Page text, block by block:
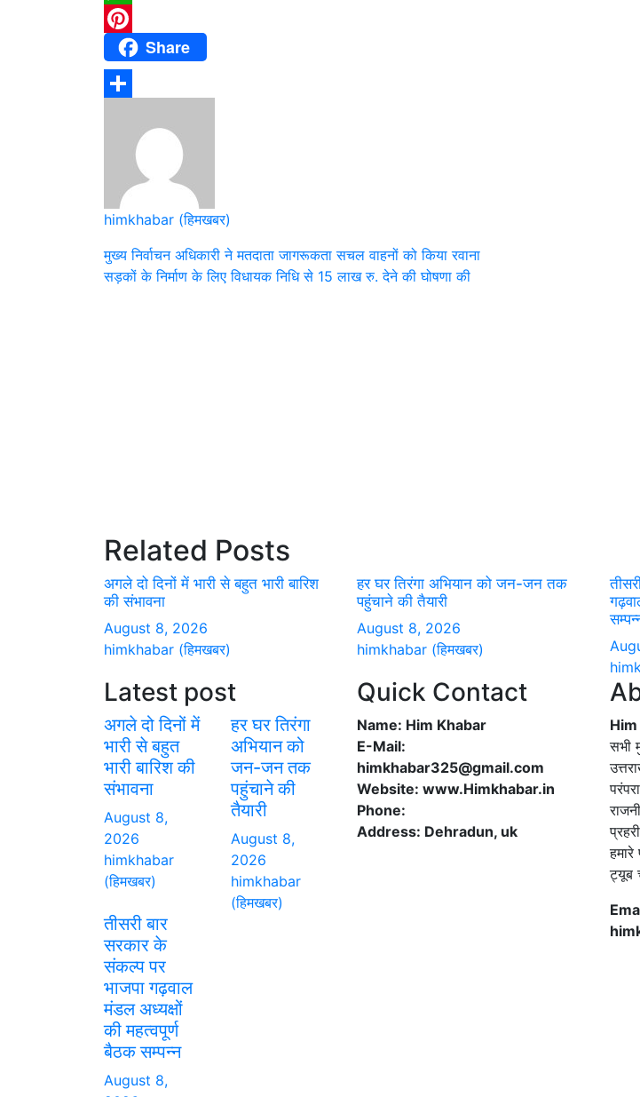
WhatsApp
PinterestShare
himkhabar (हिमखबर)
Post
navigation
मुख्य निर्वाचन अधिकारी ने मतदाता जागरूकता सचल वाहनों को किया रवाना
सड़कों के निर्माण के लिए विधायक निधि से 15 लाख रु. देने की घोषणा की
Related Posts
अगले दो दिनों में भारी से बहुत भारी बारिश
की संभावना
August 8, 2026
himkhabar (हिमखबर)
हर घर तिरंगा अभियान को जन-जन तक
पहुंचाने की तैयारी
August 8, 2026
himkhabar (हिमखबर)
Latest post
अगले दो दिनों में
भारी से बहुत
भारी बारिश की
संभावना
August 8,
2026
himkhabar
(हिमखबर)
हर घर तिरंगा
अभियान को
जन-जन तक
पहुंचाने की
तैयारी
August 8,
2026
himkhabar
(हिमखबर)
तीसरी बार
सरकार के
संकल्प पर
भाजपा गढ़वाल
मंडल अध्यक्षों
की महत्वपूर्ण
बैठक सम्पन्न
August 8,
Quick Contact
Name: Him Khabar
E-Mail:
himkhabar325@gmail.com
Website: www.Himkhabar.in
Phone:
Address: Dehradun, uk
सभी
ट्यूब